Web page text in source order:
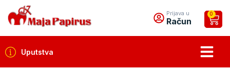
Prijava u
Račun
0
Uputstva